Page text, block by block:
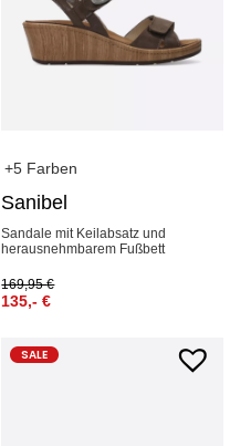
+5 Farben
Sanibel
Sandale mit Keilabsatz und
herausnehmbarem Fußbett
169,95€
135,-€
SALE